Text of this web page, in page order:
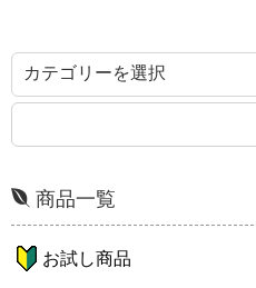
商品一覧
お試し商品